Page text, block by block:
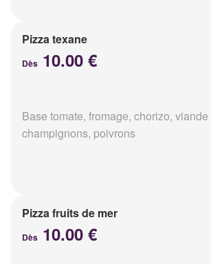
Pizza texane
Dès 10.00 €
Base tomate, fromage, chorizo,
champignons, poivrons
Pizza fruits de mer
Dès 10.00 €